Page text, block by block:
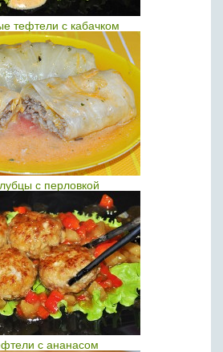
тефтели с кабачком
с перловкой
с ананасом